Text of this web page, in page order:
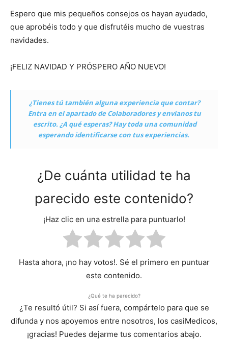
Espero que mis pequeños consejos os hayan ayudado,
que aprobéis todo y que disfrutéis mucho de vuestras
navidades.
¡FELIZ NAVIDAD Y PRÓSPERO AÑO NUEVO!
¿Tienes tú también alguna experiencia que contar?
Entra en el apartado de Colaboradores y envíanos tu
escrito. ¿A qué esperas? Hay toda una comunidad
esperando identificarse con tus experiencias.
¿De cuánta utilidad te ha
parecido este contenido?
¡Haz clic en una estrella para puntuarlo!
Hasta ahora, ¡no hay votos!. Sé el primero en puntuar
este contenido.
¿Qué te ha parecido?
¿Te resultó útil? Si así fuera, compártelo para que se
difunda y nos apoyemos entre nosotros, los casiMedicos,
¡gracias! Puedes dejarme tus comentarios abajo.